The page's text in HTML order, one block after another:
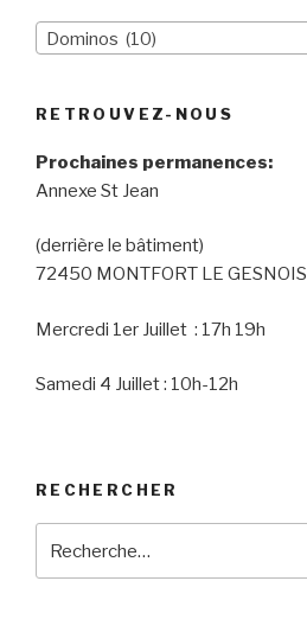
Dominos (10)
RETROUVEZ-NOUS
Prochaines permanences:
Annexe St Jean
(derrière le bâtiment)
72450 MONTFORT LE GESNOIS
Mercredi 1er Juillet : 17h 19h
Samedi 4 Juillet : 10h-12h
RECHERCHER